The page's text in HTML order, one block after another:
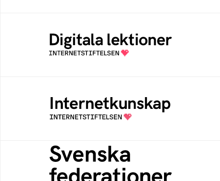
Öppen digital lärresurs med färdiga lektioner
för alla stadier i grundskolan
Samlad kunskap som hjälper dig att bli en
säker och medveten internetanvändare
Svenska federationer
Grunden för medlemskap i en sektors- eller
kontextspecifik federation